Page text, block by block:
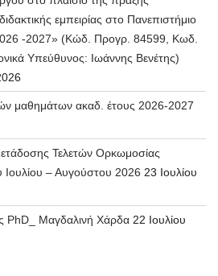
εμπειρίας στο Πανεπιστήμιο
-2027» (Κώδ. Προγρ. 84599, Κωδ.
Υπεύθυνος: Ιωάννης Βενέτης)
μαθημάτων ακαδ. έτους 2026-2027
Τελετών Ορκωμοσίας
Ιουλίου – Αυγούστου 2026 23 Ιουλίου
PhD_ Μαγδαλινή Χάρδα 22 Ιουλίου